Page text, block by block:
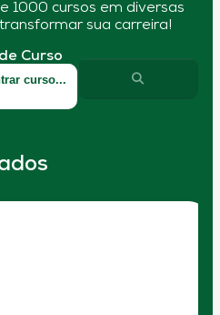
1000 cursos em diversas
sua carreira!
Curso